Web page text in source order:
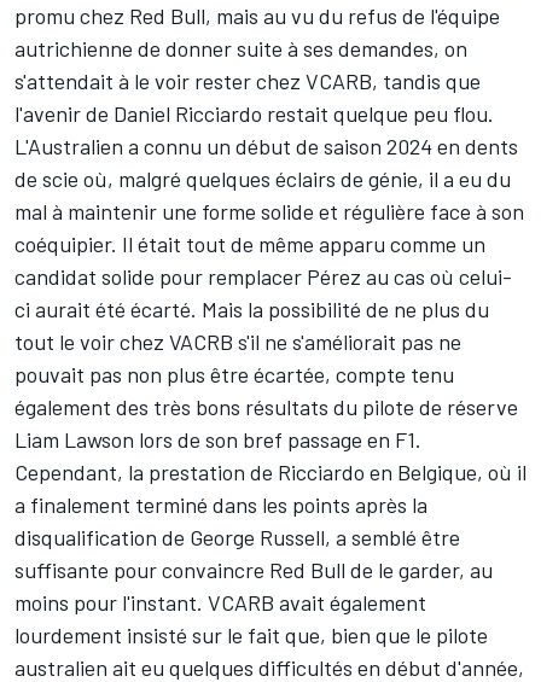
promu chez Red Bull, mais au vu du refus de l'équipe
autrichienne de donner suite à ses demandes, on
s'attendait à le voir rester chez VCARB, tandis que
l'avenir de Daniel Ricciardo restait quelque peu flou.
L'Australien a connu un début de saison 2024 en dents
de scie où, malgré quelques éclairs de génie, il a eu du
mal à maintenir une forme solide et régulière face à son
coéquipier. Il était tout de même apparu comme un
candidat solide pour remplacer Pérez au cas où celui-
ci aurait été écarté. Mais la possibilité de ne plus du
tout le voir chez VACRB s'il ne s'améliorait pas ne
pouvait pas non plus être écartée, compte tenu
également des très bons résultats du pilote de réserve
Liam Lawson lors de son bref passage en F1.
Cependant, la prestation de Ricciardo en Belgique, où il
a finalement terminé dans les points après la
disqualification de George Russell, a semblé être
suffisante pour convaincre Red Bull de le garder, au
moins pour l'instant. VCARB avait également
lourdement insisté sur le fait que, bien que le pilote
australien ait eu quelques difficultés en début d'année,